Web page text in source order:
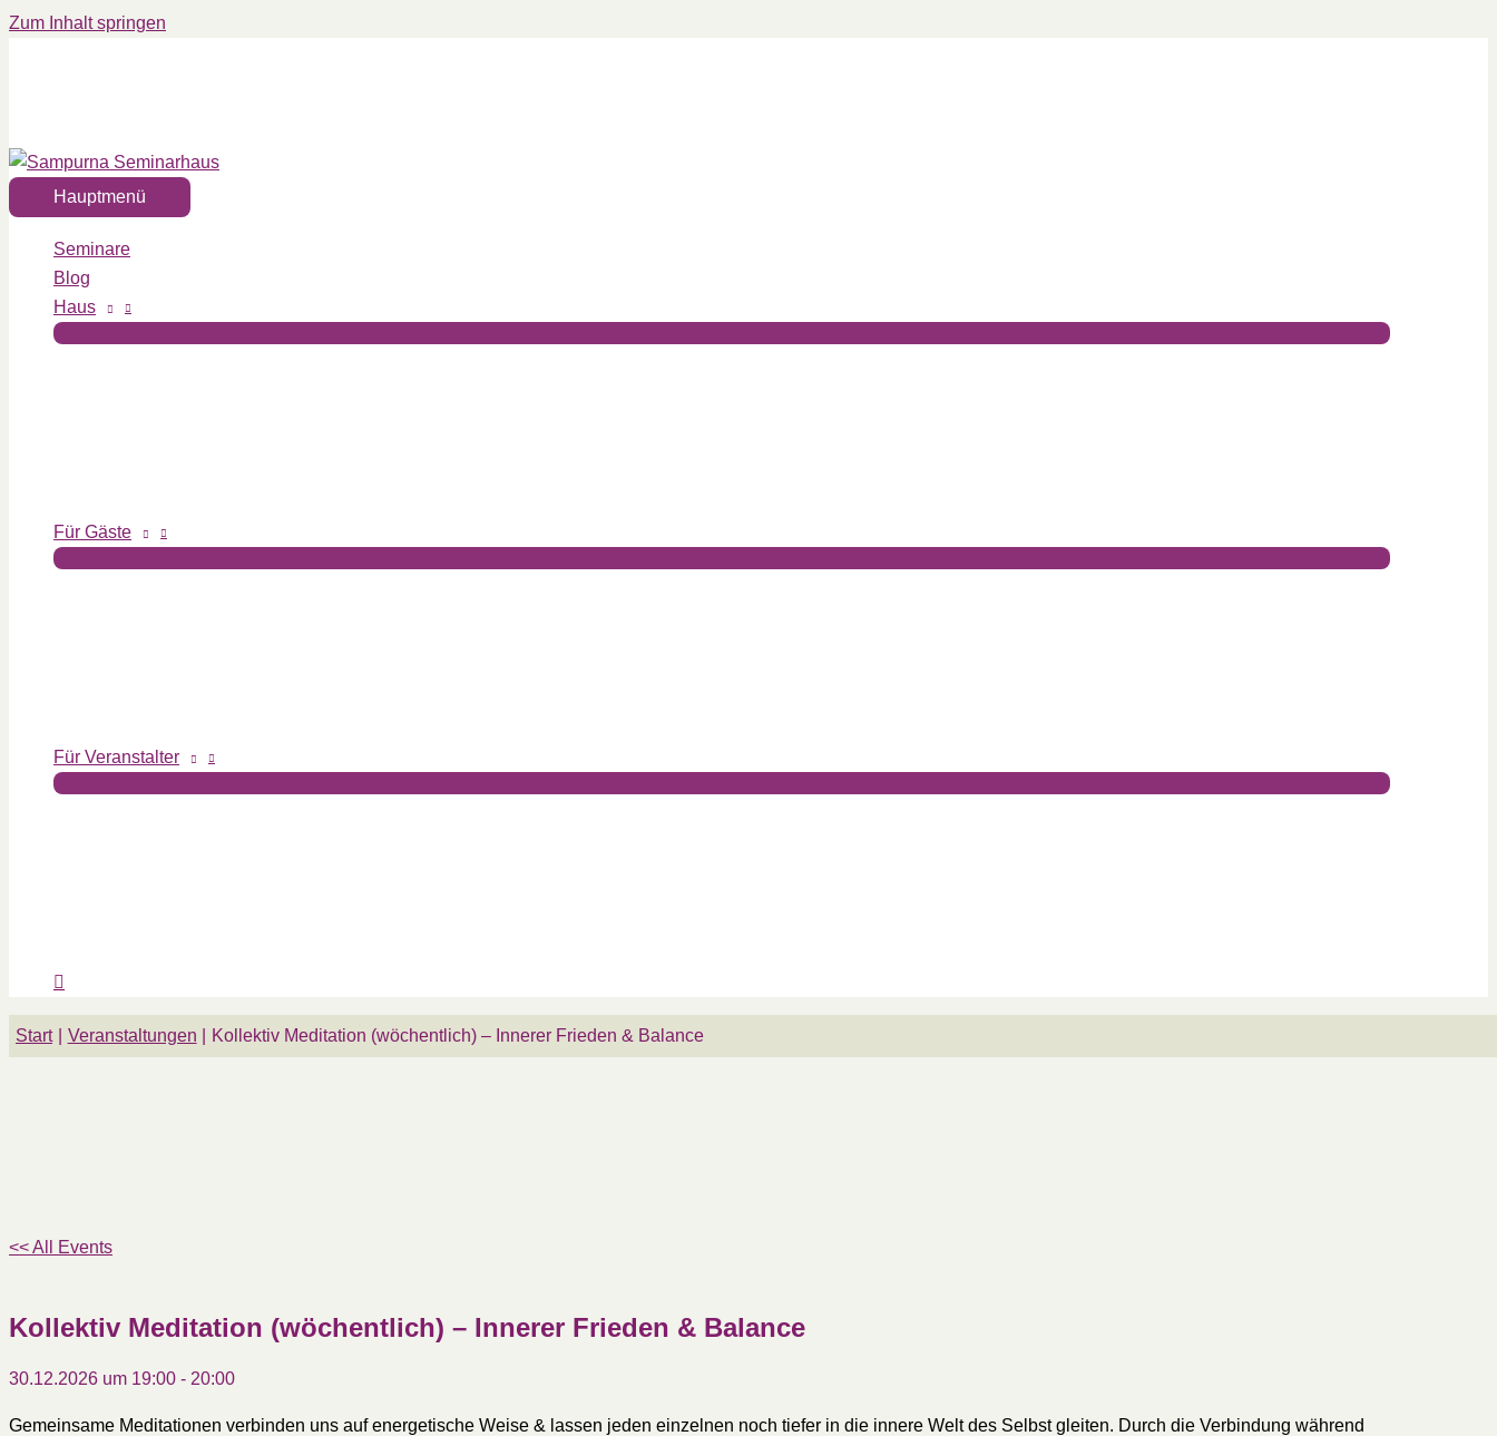
Zum Inhalt springen
Hauptmenü
Seminare
Blog
Haus
Für Gäste
Für Veranstalter
Start Veranstaltungen Kollektiv Meditation (wöchentlich) – Innerer Frieden & Balance
<< All Events
Kollektiv Meditation (wöchentlich) – Innerer Frieden & Balance
30.12.2026 um 19:00 - 20:00
Gemeinsame Meditationen verbinden uns auf energetische Weise & lassen jeden einzelnen noch tiefer in die innere Welt des Selbst gleiten. Durch die Verbindung während